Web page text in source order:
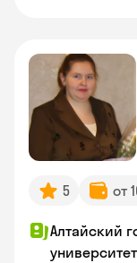
5 от
Алтайский
университет